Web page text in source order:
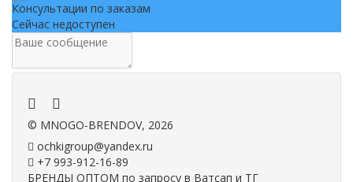
Консультации по заказам
Сейчас недоступен
© MNOGO-BRENDOV, 2026
ochkigroup@yandex.ru
+7 993-912-16-89
БРЕНДЫ ОПТОМ по запросу в Ватсап и ТГ